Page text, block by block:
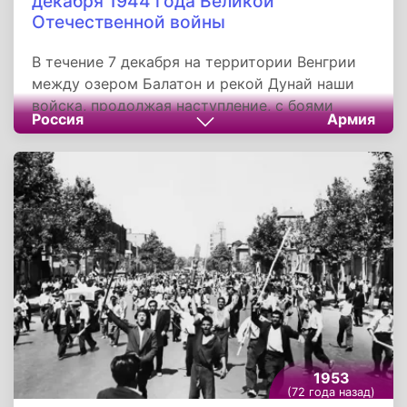
Отечественной войны
В течение 7 декабря на территории Венгрии
между озером Балатон и рекой Дунай наши
войска, продолжая наступление, с боями
заняли более 60 населённых пунктов, среди
которых крупные населённые пункты Адонь,
Перката, Хантош, Шарсентагота, Дег, Эньинг и
железнодорожные станции Адонь, Сильфа,
Энь-Инг.
Россия Армия
1953
(72 года назад)